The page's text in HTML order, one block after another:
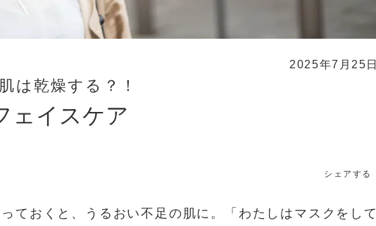
2025年7月25日
は乾燥する？！
ェイスケア
シェアする
ておくと、うるおい不足の肌に。「わたしはマスクをして